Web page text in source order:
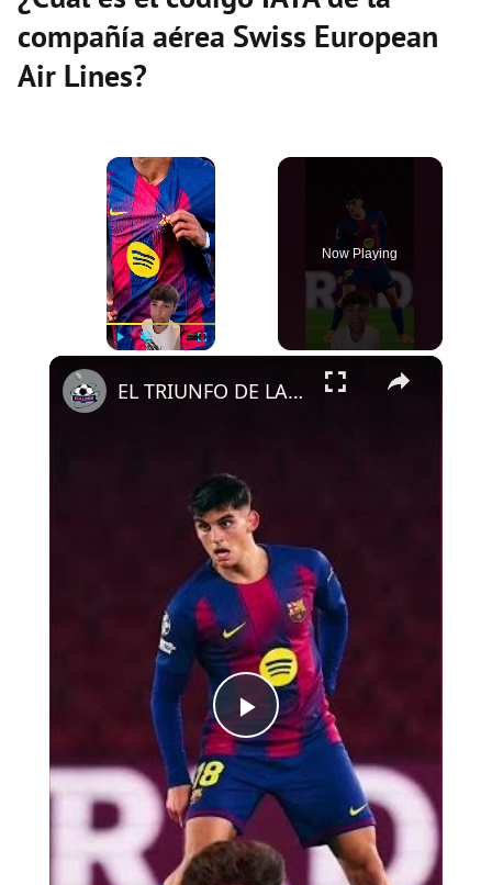
compañía aérea Swiss European
Air Lines?
×
Now Playing
×
P
l
a
EL TRIUNFO DE LA CLASE OBRERA